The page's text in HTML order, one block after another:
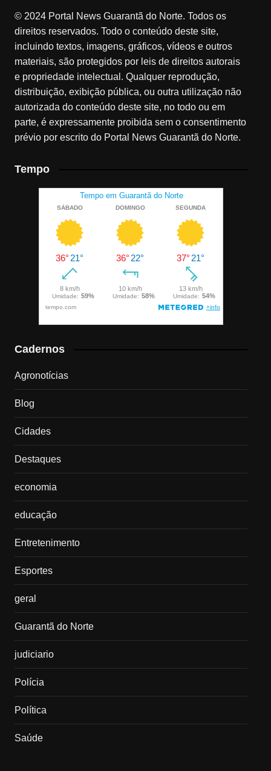
© 2024 Portal News Guarantã do Norte. Todos os
direitos reservados. Todo o conteúdo deste site,
incluindo textos, imagens, gráficos, vídeos e outros
materiais, são protegidos por leis de direitos autorais
e propriedade intelectual. Qualquer reprodução,
distribuição, exibição pública, ou outra utilização não
autorizada do conteúdo deste site, no todo ou em
parte, é expressamente proibida sem o consentimento
prévio por escrito do Portal News Guarantã do Norte.
Tempo
Cadernos
Agronotícias
Blog
Cidades
Destaques
economia
educação
Entretenimento
Esportes
geral
Guarantã do Norte
judiciario
Polícia
Política
Saúde